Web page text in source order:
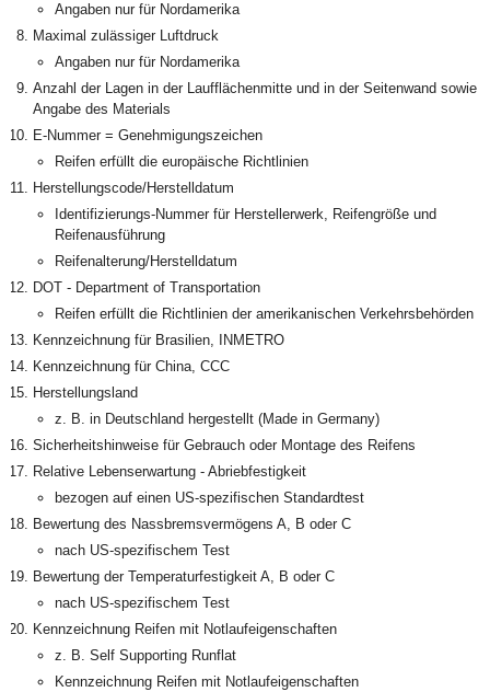
Angaben nur für Nordamerika
Maximal zulässiger Luftdruck
Angaben nur für Nordamerika
Anzahl der Lagen in der Laufflächenmitte und in der Seitenwand sowie
Angabe des Materials
E-Nummer = Genehmigungszeichen
Reifen erfüllt die europäische Richtlinien
Herstellungscode/Herstelldatum
Identifizierungs-Nummer für Herstellerwerk, Reifengröße und
Reifenausführung
Reifenalterung/Herstelldatum
DOT - Department of Transportation
Reifen erfüllt die Richtlinien der amerikanischen Verkehrsbehörden
Kennzeichnung für Brasilien, INMETRO
Kennzeichnung für China, CCC
Herstellungsland
z. B. in Deutschland hergestellt (Made in Germany)
Sicherheitshinweise für Gebrauch oder Montage des Reifens
Relative Lebenserwartung - Abriebfestigkeit
bezogen auf einen US-spezifischen Standardtest
Bewertung des Nassbremsvermögens A, B oder C
nach US-spezifischem Test
Bewertung der Temperaturfestigkeit A, B oder C
nach US-spezifischem Test
Kennzeichnung Reifen mit Notlaufeigenschaften
z. B. Self Supporting Runflat
Kennzeichnung Reifen mit Notlaufeigenschaften